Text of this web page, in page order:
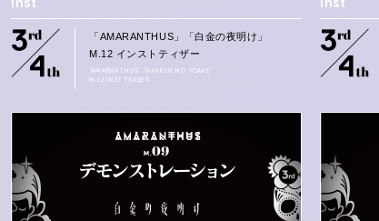
「AMARANTHUS」「白金の夜明け」
M.12 インストティザー
“AMARANTHUS” “HAKKIN NO YOAKE”
M.12 INST TEASER